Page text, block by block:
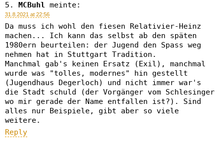
MCBuhl meinte:
31.8.2021 at 22:56
Da muss ich wohl den fiesen Relativier-Heinz
machen... Ich kann das selbst ab den späten
1980ern beurteilen: der Jugend den Spass weg
nehmen hat in Stuttgart Tradition.
Manchmal gab's keinen Ersatz (Exil), manchmal
wurde was "tolles, modernes" hin gestellt
(Jugendhaus Degerloch) und nicht immer war's
die Stadt schuld (der Vorgänger vom Schlesinger
wo mir gerade der Name entfallen ist?). Sind
alles nur Beispiele, gibt aber so viele
weitere.
Reply